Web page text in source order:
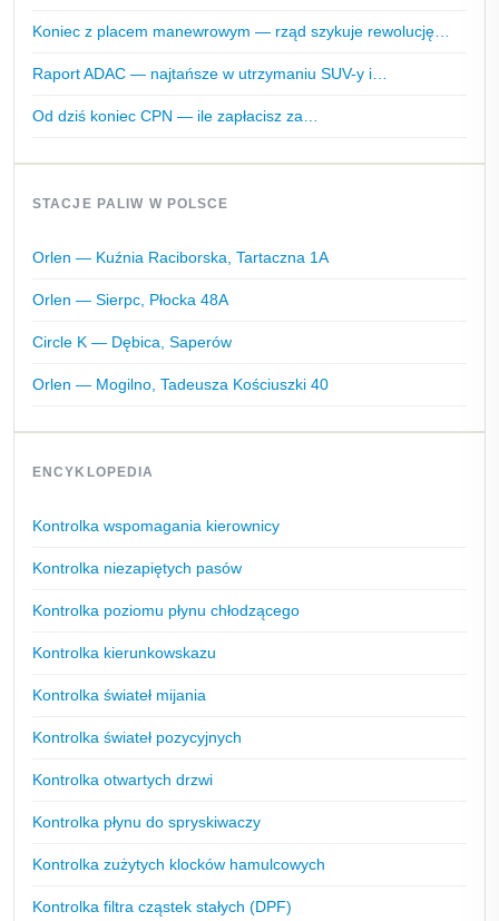
Koniec z placem manewrowym — rząd szykuje rewolucję…
Raport ADAC — najtańsze w utrzymaniu SUV-y i…
Od dziś koniec CPN — ile zapłacisz za…
STACJE PALIW W POLSCE
Orlen — Kuźnia Raciborska, Tartaczna 1A
Orlen — Sierpc, Płocka 48A
Circle K — Dębica, Saperów
Orlen — Mogilno, Tadeusza Kościuszki 40
ENCYKLOPEDIA
Kontrolka wspomagania kierownicy
Kontrolka niezapiętych pasów
Kontrolka poziomu płynu chłodzącego
Kontrolka kierunkowskazu
Kontrolka świateł mijania
Kontrolka świateł pozycyjnych
Kontrolka otwartych drzwi
Kontrolka płynu do spryskiwaczy
Kontrolka zużytych klocków hamulcowych
Kontrolka filtra cząstek stałych (DPF)